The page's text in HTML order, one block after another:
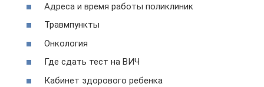
Адреса и время работы поликлиник
Травмпункты
Онкология
Где сдать тест на ВИЧ
Кабинет здорового ребенка